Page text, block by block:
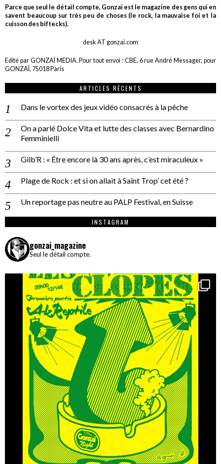
Parce que seul le détail compte, Gonzaï est le magazine des gens qui en
savent beaucoup sur très peu de choses (le rock, la mauvaise foi et la
cuisson des biftecks).
desk AT gonzai.com
Edité par GONZAÏ MEDIA. Pour tout envoi : CBE, 6 rue André Messager, pour
GONZAÏ, 75018 Paris
ARTICLES RÉCENTS
Dans le vortex des jeux vidéo consacrés à la pêche
On a parlé Dolce Vita et lutte des classes avec Bernardino
Femminielli
Gilb’R : « Être encore là 30 ans après, c’est miraculeux »
Plage de Rock : et si on allait à Saint Trop’ cet été ?
Un reportage pas neutre au PALP Festival, en Suisse
INSTAGRAM
gonzai_magazine
Seul le détail compte.